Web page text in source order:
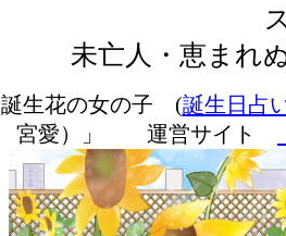
未亡人・恵まれ
誕生花の女の子 (誕生日占
宮愛）」 運営サイト